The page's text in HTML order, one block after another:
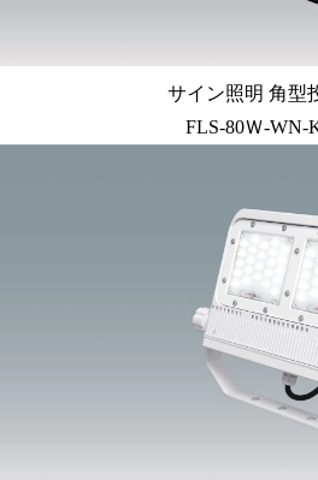
サイン照明 角型
FLS-80Ｗ-WN-